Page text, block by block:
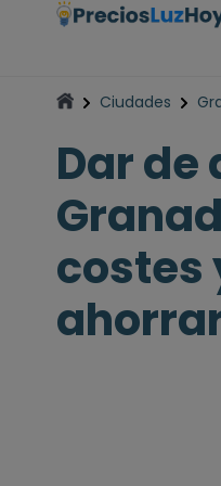
Ciudades
Dar de
costes